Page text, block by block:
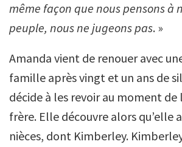
même façon que nous pensons à
peuple, nous ne jugeons pas. »
Amanda vient de renouer avec
famille après vingt et un ans de
décide à les revoir au moment
frère. Elle découvre alors qu’elle
nièces, dont Kimberley.